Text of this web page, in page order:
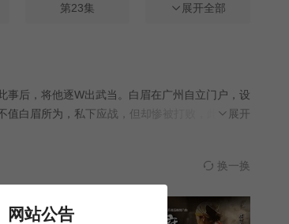
第23集 第24集
展开全部
后，将他逐W出武当。白眉在广州自立门户，设
白眉所为，私下应战，但却惨被打败，此时，展开
换一换
网站公告